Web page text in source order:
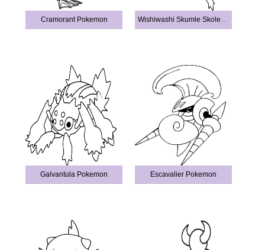
Cramorant Pokemon
Galvantula Pokemon Escavalier Pokemon